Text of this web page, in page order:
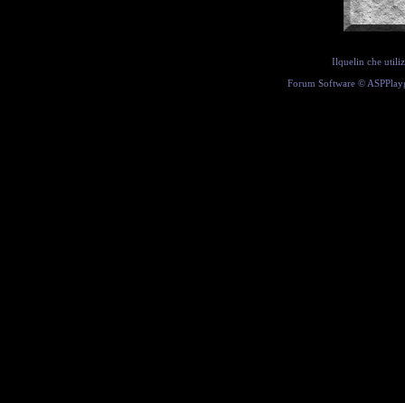
Ilquelin che
Forum Software ©